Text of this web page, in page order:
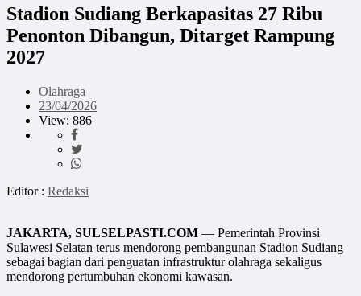
Stadion Sudiang Berkapasitas 27 Ribu
Penonton Dibangun, Ditarget Rampung
2027
Olahraga
23/04/2026
View: 886
Editor : Redaksi
JAKARTA, SULSELPASTI.COM — Pemerintah Provinsi
Sulawesi Selatan terus mendorong pembangunan Stadion Sudiang
sebagai bagian dari penguatan infrastruktur olahraga sekaligus
mendorong pertumbuhan ekonomi kawasan.